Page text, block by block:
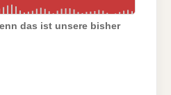
das ist unsere bisher